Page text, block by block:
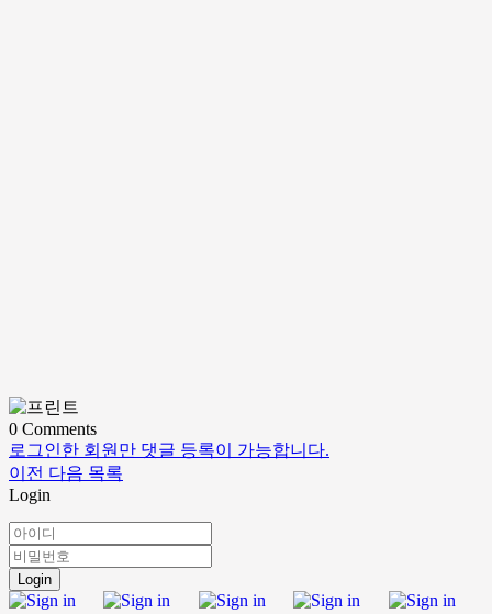
0 Comments
로그인한 회원만 댓글 등록이 가능합니다.
이전 다음 목록
Login
Login